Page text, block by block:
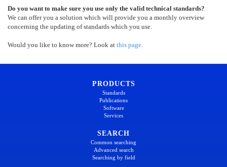
Do you want to make sure you use only the valid technical standards?
We can offer you a solution which will provide you a monthly overview
concerning the updating of standards which you use.
Would you like to know more? Look at this page.
PRODUCTS
Standards
Publications
Software
Services
SEARCH
Common searching
Advanced search
Searching by field